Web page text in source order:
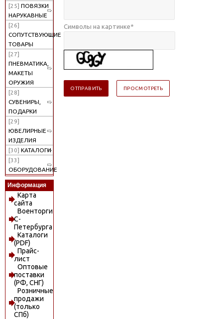
[25] ПОВЯЗКИ
НАРУКАВНЫЕ
[26]
СОПУТСТВУЮЩИЕ
ТОВАРЫ
[27]
ПНЕВМАТИКА,
МАКЕТЫ
ОРУЖИЯ
[28]
СУВЕНИРЫ,
ПОДАРКИ
[29]
ЮВЕЛИРНЫЕ
ИЗДЕЛИЯ
[30] КАТАЛОГИ
[33]
ОБОРУДОВАНИЕ
Информация
Карта
сайта
Военторги
С-
Петербурга
Каталоги
(PDF)
Прайс-
лист
Оптовые
поставки
(РФ, СНГ)
Розничные
продажи
(только
СПб)
Символы на картинке*